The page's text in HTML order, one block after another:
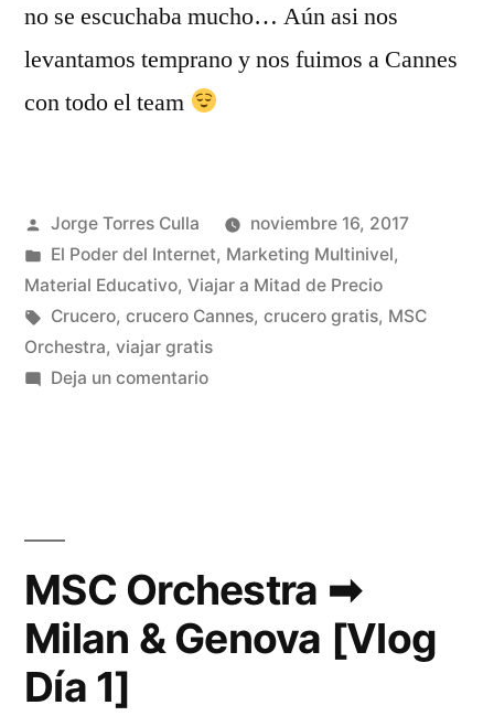
no se escuchaba mucho… Aún asi nos
levantamos temprano y nos fuimos a Cannes
con todo el team
Publicado
por
Jorge Torres Culla
noviembre 16, 2017
Publicado
en
El Poder del Internet, Marketing Multinivel,
Material Educativo, Viajar a Mitad de Precio
Etiquetas:
Crucero, crucero Cannes, crucero gratis, MSC
Orchestra, viajar gratis
Deja un comentarioen
2]
MSC Orchestra ➡
Milan & Genova [Vlog
Día 1]